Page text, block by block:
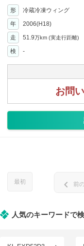
形 冷蔵冷凍ウィング
年
2006(H18)
走 51.9万km (実走行距離)
検
-
お問
最初 chevron_left 前
人気のキーワードで